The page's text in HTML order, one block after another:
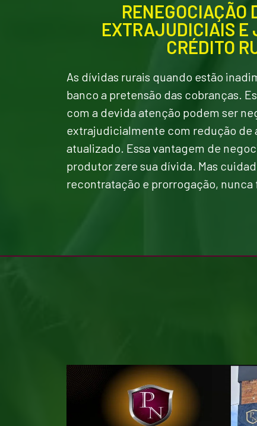
RENEGOCIAÇÃO
EXTRAJUDICIAIS E
CRÉDITO
As dívidas rurais quando estão
banco a pretensão das cobranças.
com a devida atenção podem ser
extrajudicialmente com redução de
atualizado. Essa vantagem de
produtor zere sua dívida. Mas
recontratação e prorrogação, nunca